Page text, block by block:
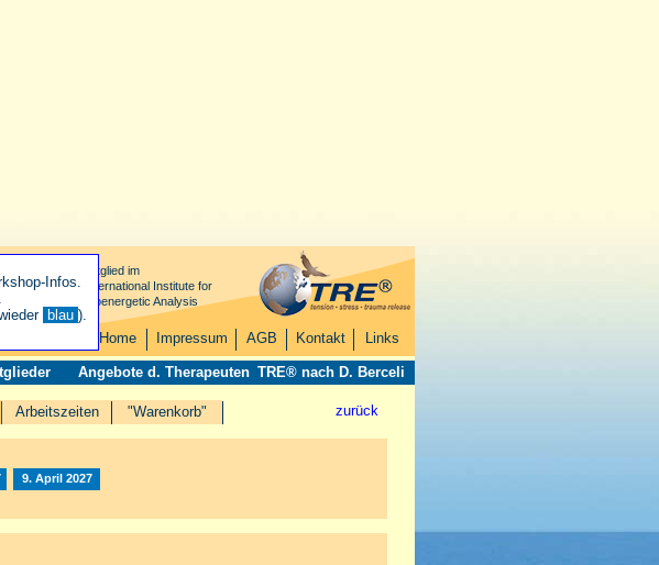
Mitglied im
International Institute for
Bioenergetic Analysis
Home Impressum AGB Kontakt Links
Angebote d. Therapeuten TRE® nach D. Berceli
zurück
Arbeitszeiten "Warenkorb"
9. April 2027
Infos.
blau ).